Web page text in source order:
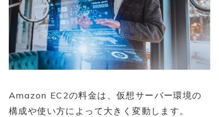
Amazon EC2の料金は、仮想サーバー環境の
構成や使い方によって大きく変動します。